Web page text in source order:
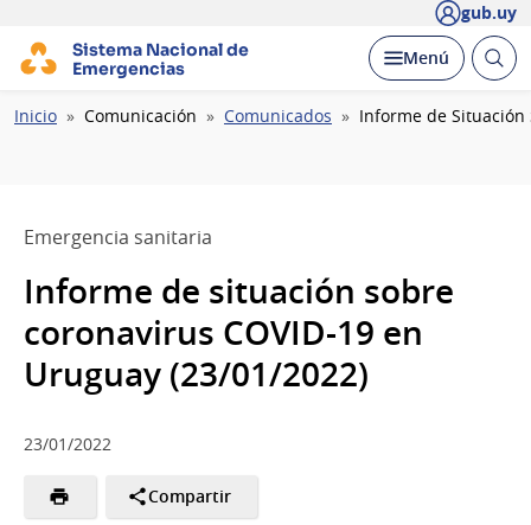
gub.uy
Sistema Nacional de
Emergencias
Desplegar
Menú Abrir
Ruta
Inicio Comunicación Comunicados Informe de Situación
Emergencia sanitaria
Informe de situación sobre
coronavirus COVID-19 en
Uruguay (23/01/2022)
23/01/2022
Compartir